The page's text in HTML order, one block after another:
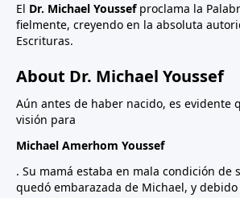
El Dr. Michael Youssef proclama la
fielmente, creyendo en la absoluta
Escrituras.
About Dr. Michael Youssef
Aún antes de haber nacido, es evidente
visión para
Michael Amerhom Youssef
. Su mamá estaba en mala condición de
quedó embarazada de Michael, y